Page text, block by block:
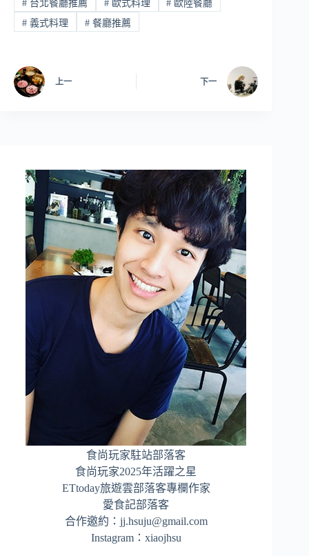
#台北餐廳推薦 #歐式料理 # 歐陸餐廳
#義式料理 #餐廳推薦
上一 下一
食尚玩家駐站部落客
食尚玩家2025年活躍之星
ETtoday旅遊雲部落客專欄作家
愛食記部落客
合作邀約： jj.hsuju@gmail.com
Instagram： xiaojhsu